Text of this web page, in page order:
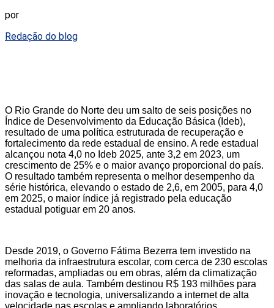
por
Redação do blog
O Rio Grande do Norte deu um salto de seis posições no
Índice de Desenvolvimento da Educação Básica (Ideb),
resultado de uma política estruturada de recuperação e
fortalecimento da rede estadual de ensino. A rede estadual
alcançou nota 4,0 no Ideb 2025, ante 3,2 em 2023, um
crescimento de 25% e o maior avanço proporcional do país.
O resultado também representa o melhor desempenho da
série histórica, elevando o estado de 2,6, em 2005, para 4,0
em 2025, o maior índice já registrado pela educação
estadual potiguar em 20 anos.
Desde 2019, o Governo Fátima Bezerra tem investido na
melhoria da infraestrutura escolar, com cerca de 230 escolas
reformadas, ampliadas ou em obras, além da climatização
das salas de aula. Também destinou R$ 193 milhões para
inovação e tecnologia, universalizando a internet de alta
velocidade nas escolas e ampliando laboratórios,